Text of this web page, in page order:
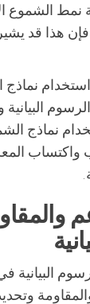
نمط
فإن هذا قد
نماذج
البيانية
نماذج
واكتساب
البيانية